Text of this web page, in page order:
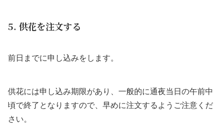
5. 供花を注文する
前日までに申し込みをします。
供花には申し込み期限があり、一般的に通夜当日の午前中
頃で終了となりますので、早めに注文するようご注意くだ
さい。